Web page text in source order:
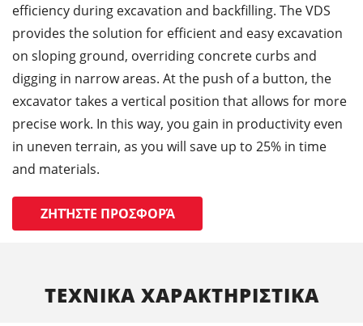
efficiency during excavation and backfilling. The VDS
provides the solution for efficient and easy excavation
on sloping ground, overriding concrete curbs and
digging in narrow areas. At the push of a button, the
excavator takes a vertical position that allows for more
precise work. In this way, you gain in productivity even
in uneven terrain, as you will save up to 25% in time
and materials.
ΖΗΤΉΣΤΕ ΠΡΟΣΦΟΡΆ
ΤΕΧΝΙΚΑ ΧΑΡΑΚΤΗΡΙΣΤΙΚΑ